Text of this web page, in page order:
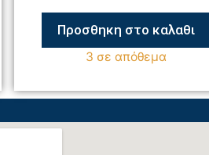
Προσθηκη στο καλαθι
3 σε απόθεμα